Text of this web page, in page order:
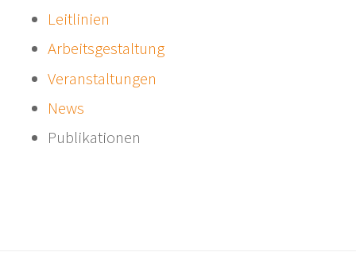
Leitlinien
Arbeitsgestaltung
Veranstaltungen
News
Publikationen